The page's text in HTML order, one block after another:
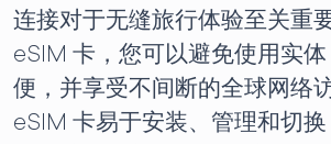
连接对于无缝旅行体验至关重
eSIM 卡，您可以避免使用实
便，并享受不间断的全球网络
eSIM 卡易于安装、管理和切